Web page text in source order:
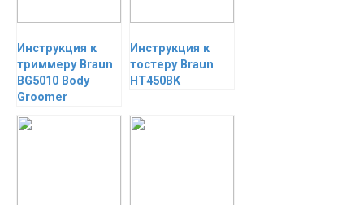
Инструкция к
триммеру Braun
BG5010 Body
Groomer
Инструкция к
тостеру Braun
HT450BK